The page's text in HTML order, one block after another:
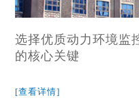
选择优质动力环境监
的核心关键
[查看详情]